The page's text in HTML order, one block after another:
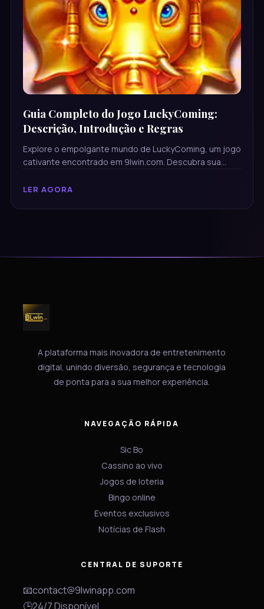
Guia Completo do Jogo LuckyComing:
Descrição, Introdução e Regras
Explore o empolgante mundo de LuckyComing, um jogo
cativante encontrado em 9lwin.com. Descubra sua
para começar a jogar.
LER AGORA
A plataforma mais inovadora de entretenimento
digital, unindo diversão, segurança e tecnologia
de ponta para a sua melhor experiência.
NAVEGAÇÃO RÁPIDA
Sic Bo
Cassino ao vivo
Jogos de loteria
Bingo online
Eventos exclusivos
Notícias de Flash
CENTRAL DE SUPORTE
📧contact@9lwinapp.com
🕒24/7 Disponível